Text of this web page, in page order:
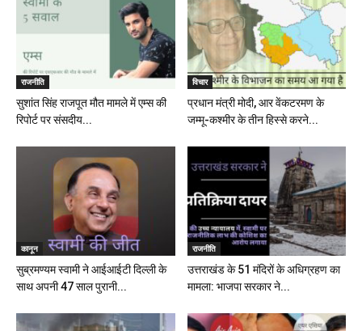
राजनीति
सुशांत सिंह राजपूत मौत मामले में एम्स की
रिपोर्ट पर संसदीय...
विचार
प्रधान मंत्री मोदी, आर वेंकटरमण के
जम्मू-कश्मीर के तीन हिस्से करने...
कानून
सुब्रमण्यम स्वामी ने आईआईटी दिल्ली के
साथ अपनी 47 साल पुरानी...
राजनीति
उत्तराखंड के 51 मंदिरों के अधिग्रहण का
मामला: भाजपा सरकार ने...